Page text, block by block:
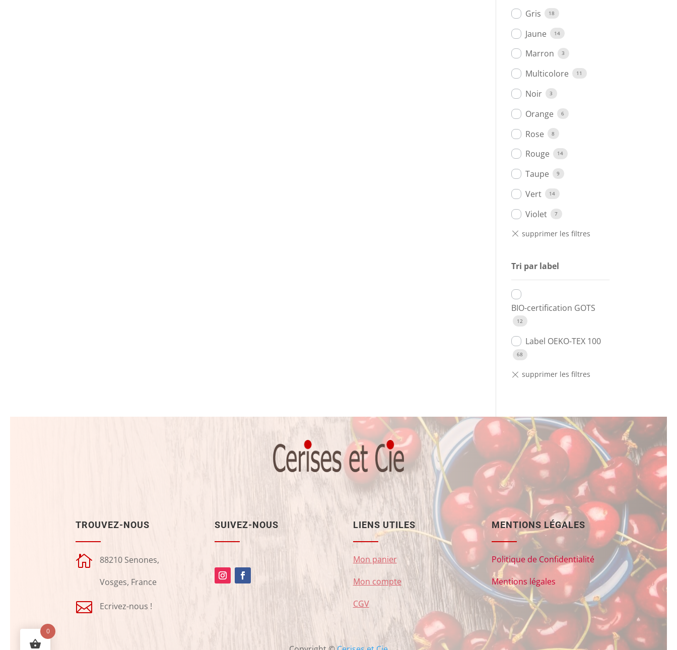
Gris 18
Jaune 14
Marron 3
Multicolore 11
Noir 3
Orange 6
Rose 8
Rouge 14
Taupe 9
Vert 14
Violet 7
Tri par label
BIO-certification GOTS
12
Label OEKO-TEX 100
68
TROUVEZ-NOUS

88210 Senones,
Vosges, France
 Ecrivez-nous !
SUIVEZ-NOUS LIENS UTILES
Mon panier
Mon compte
CGV
MENTIONS LÉGALES
Politique de Confidentialité
Mentions légales
0